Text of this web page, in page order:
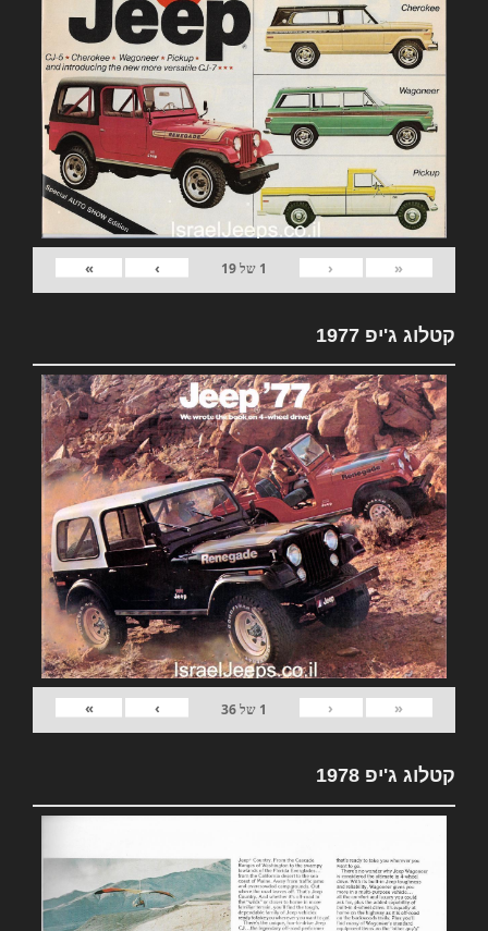
«
‹
1 של19
›
»
קטלוג ג'יפ 1977
«
‹
1 של36
›
»
קטלוג ג'יפ 1978